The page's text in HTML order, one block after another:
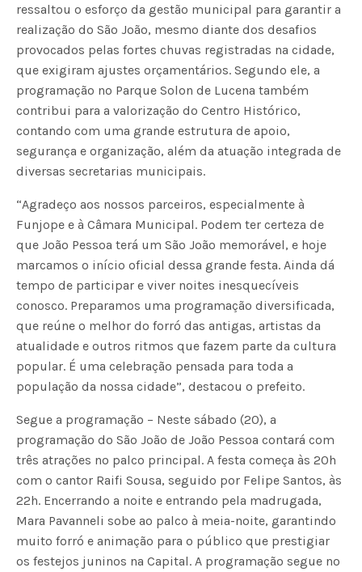
ressaltou o esforço da gestão municipal para garantir a
realização do São João, mesmo diante dos desafios
provocados pelas fortes chuvas registradas na cidade,
que exigiram ajustes orçamentários. Segundo ele, a
programação no Parque Solon de Lucena também
contribui para a valorização do Centro Histórico,
contando com uma grande estrutura de apoio,
segurança e organização, além da atuação integrada de
diversas secretarias municipais.
“Agradeço aos nossos parceiros, especialmente à
Funjope e à Câmara Municipal. Podem ter certeza de
que João Pessoa terá um São João memorável, e hoje
marcamos o início oficial dessa grande festa. Ainda dá
tempo de participar e viver noites inesquecíveis
conosco. Preparamos uma programação diversificada,
que reúne o melhor do forró das antigas, artistas da
atualidade e outros ritmos que fazem parte da cultura
popular. É uma celebração pensada para toda a
população da nossa cidade”, destacou o prefeito.
Segue a programação – Neste sábado (20), a
programação do São João de João Pessoa contará com
três atrações no palco principal. A festa começa às 20h
com o cantor Raifi Sousa, seguido por Felipe Santos, às
22h. Encerrando a noite e entrando pela madrugada,
Mara Pavanneli sobe ao palco à meia-noite, garantindo
muito forró e animação para o público que prestigiar
os festejos juninos na Capital. A programação segue no